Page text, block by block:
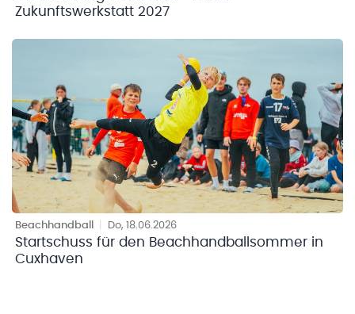
Zukunftswerkstatt 2027
Beachhandball Do, 18.06.2026
Startschuss für den Beachhandballsommer in
Cuxhaven